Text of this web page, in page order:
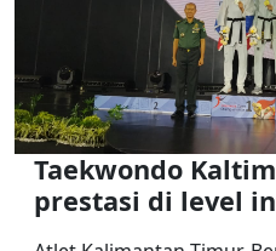
Taekwondo
prestasi di level